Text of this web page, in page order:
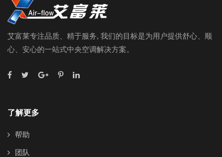
艾富莱专注品质、精于服务, 我们的目标是为用户提供舒心、顺
心、安心的一站式中央空调解决方案。
了解更多
帮助
团队